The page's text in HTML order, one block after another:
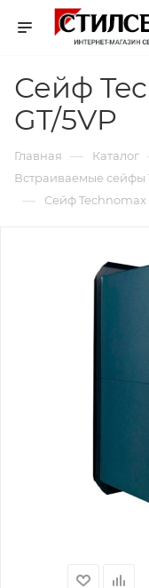
Сейф
GT/5VP
Главная — Каталог
Встраиваемые сейфы
— Сейф Technomax